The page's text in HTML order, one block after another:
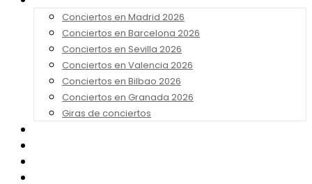
Conciertos en Madrid 2026
Conciertos en Barcelona 2026
Conciertos en Sevilla 2026
Conciertos en Valencia 2026
Conciertos en Bilbao 2026
Conciertos en Granada 2026
Giras de conciertos